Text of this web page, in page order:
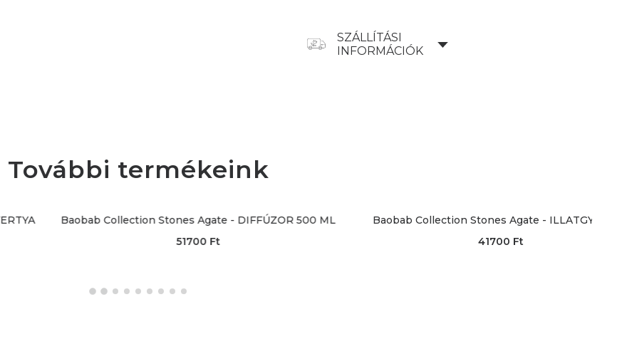
SZÁLLÍTÁSI
INFORMÁCIÓK
További termékeink
Baobab Collection Stones Agate - DIFFÚZOR 500 ML
Baobab Collection Stones Agate - ILLATGYERTYA